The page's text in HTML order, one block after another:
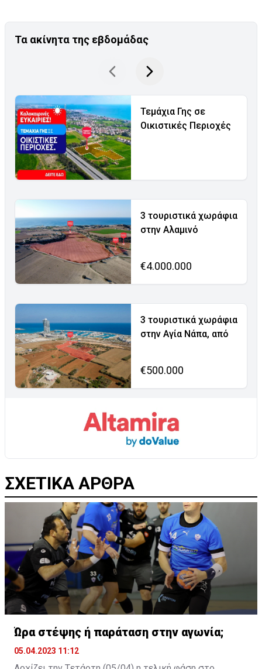
Τα ακίνητα της εβδομάδας
Τεμάχια Γης σε
Οικιστικές Περιοχές
3 τουριστικά χωράφια
στην Αλαμινό
€4.000.000
3 τουριστικά χωράφια
στην Αγία Νάπα, από
€500.000
ΣΧΕΤΙΚΑ ΑΡΘΡΑ
Ώρα στέψης ή παράταση στην αγωνία;
05.04.2023 11:12